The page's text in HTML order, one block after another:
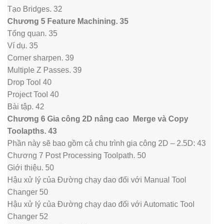
Tạo Bridges. 32
Chương 5 Feature Machining. 35
Tổng quan. 35
Ví dụ. 35
Corner sharpen. 39
Multiple Z Passes. 39
Drop Tool 40
Project Tool 40
Bài tập. 42
Chương 6 Gia công 2D nâng cao Merge và Copy
Toolapths. 43
Phần này sẽ bao gồm cả chu trình gia công 2D – 2.5D: 43
Chương 7 Post Processing Toolpath. 50
Giới thiệu. 50
Hậu xử lý của Đường chạy dao đối với Manual Tool
Changer 50
Hậu xử lý của Đường chạy dao đối với Automatic Tool
Changer 52